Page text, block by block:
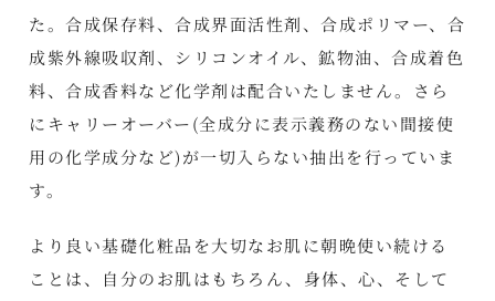
た。合成保存料、合成界面活性剤、合成ポリマー、合
成紫外線吸収剤、シリコンオイル、鉱物油、合成着色
料、合成香料など化学剤は配合いたしません。さら
にキャリーオーバー(全成分に表示義務のない間接使
用の化学成分など)が一切入らない抽出を行っていま
す。
より良い基礎化粧品を大切なお肌に朝晩使い続ける
ことは、自分のお肌はもちろん、身体、心、そして